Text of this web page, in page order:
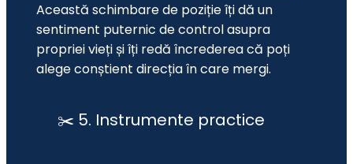
Această schimbare de poziție îți dă un
sentiment puternic de control asupra
propriei vieți și îți redă încrederea că poți
alege conștient direcția în care mergi.
✂️ 5. Instrumente practice